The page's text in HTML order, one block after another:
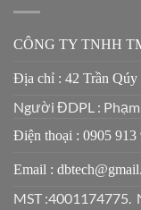
CÔNG TY TNHH
Địa chỉ : 42 Trần
Người ĐDPL : Phạm
Điện thoại : 0905 913
Email :
MST :4001174775.